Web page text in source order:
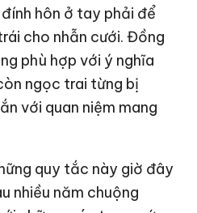
hôn ở tay phải để
cho nhẫn cưới. Đồng
phù hợp với ý nghĩa
ngọc trai từng bị
với quan niệm mang
quy tắc này giờ đây
nhiều năm chuộng